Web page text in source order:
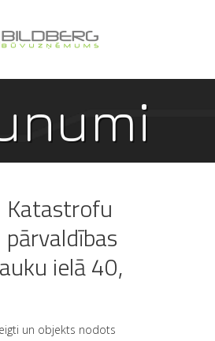
Katastrofu
pārvaldības
ielā 40,
un objekts nodots